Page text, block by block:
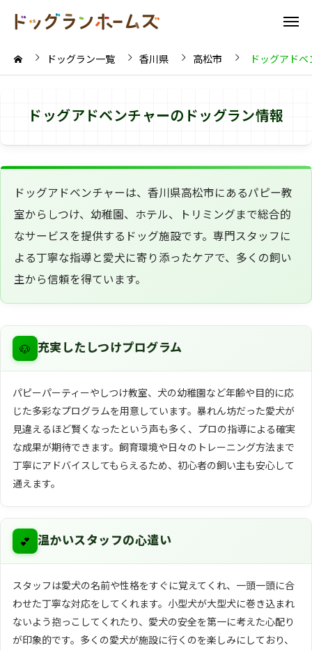
ドッグラン一覧 香川県 高松市 ドッグアド
ドッグアドベンチャーのドッグラン情報
ドッグアドベンチャーは、香川県高松市にあるパピー教
室からしつけ、幼稚園、ホテル、トリミングまで総合的
なサービスを提供するドッグ施設です。専門スタッフに
よる丁寧な指導と愛犬に寄り添ったケアで、多くの飼い
主から信頼を得ています。
🐶 充実したしつけプログラム
パピーパーティーやしつけ教室、犬の幼稚園など年齢や目的に応
じた多彩なプログラムを用意しています。暴れん坊だった愛犬が
見違えるほど賢くなったという声も多く、プロの指導による確実
な成果が期待できます。飼育環境や日々のトレーニング方法まで
丁寧にアドバイスしてもらえるため、初心者の飼い主も安心して
通えます。
💕 温かいスタッフの心遣い
スタッフは愛犬の名前や性格をすぐに覚えてくれ、一頭一頭に合
わせた丁寧な対応をしてくれます。小型犬が大型犬に巻き込まれ
ないよう抱っこしてくれたり、愛犬の安全を第一に考えた心配り
が印象的です。多くの愛犬が施設に行くのを楽しみにしており、